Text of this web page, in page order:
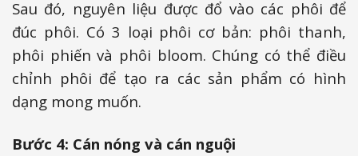
Sau đó, nguyên liệu được đổ vào các phôi để
đúc phôi. Có 3 loại phôi cơ bản: phôi thanh,
phôi phiến và phôi bloom. Chúng có thể điều
chỉnh phôi để tạo ra các sản phẩm có hình
dạng mong muốn.
Bước 4: Cán nóng và cán nguội